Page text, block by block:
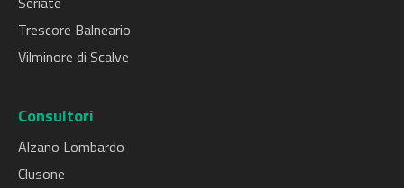
Trescore Balneario
Vilminore di Scalve
Consultori
Alzano Lombardo
Clusone